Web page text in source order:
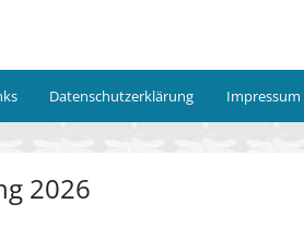
Datenschutzerklärung Impressum
2026